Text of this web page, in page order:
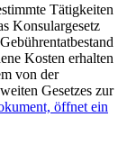
Tätigkeiten
Konsulargesetz
Kosten erhalten
von der
Gesetzes zur
öffnet ein